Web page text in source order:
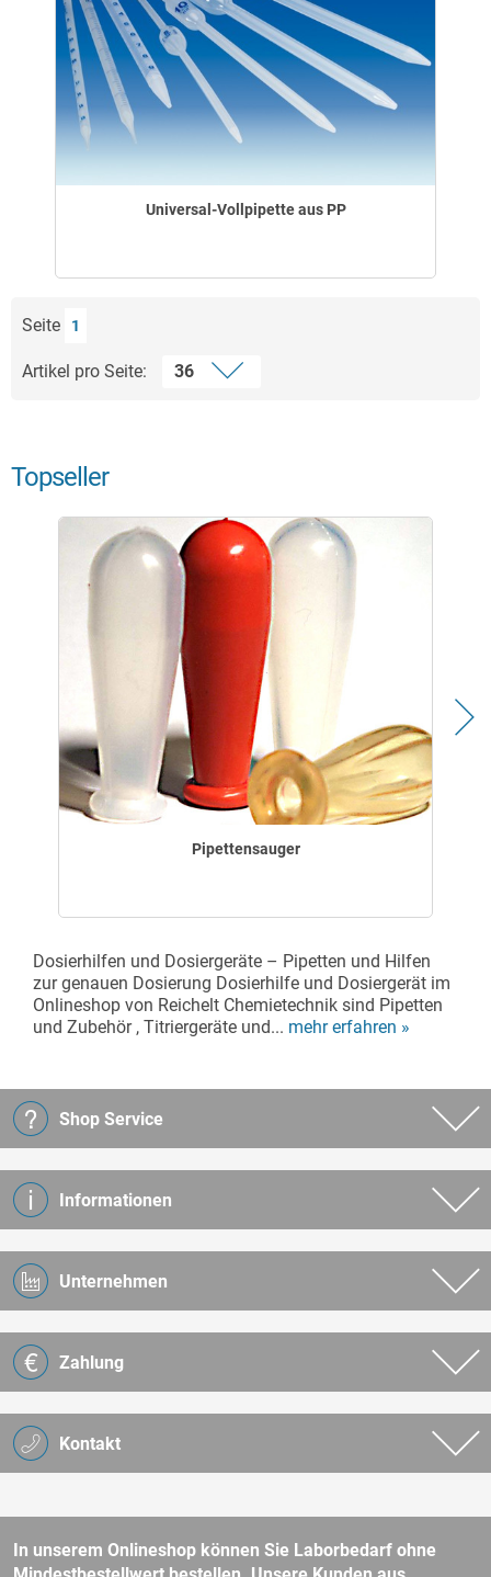
Universal-Vollpipette aus PP
Seite 1
Artikel pro Seite:
Topseller
Pipettensauger
Dosierhilfen und Dosiergeräte – Pipetten und Hilfen
zur genauen Dosierung Dosierhilfe und Dosiergerät im
Onlineshop von Reichelt Chemietechnik sind Pipetten
und Zubehör , Titriergeräte und... mehr erfahren »
Kontakt
Shop Service
Informationen
Unternehmen
Zahlung
In unserem Onlineshop können Sie Laborbedarf ohne